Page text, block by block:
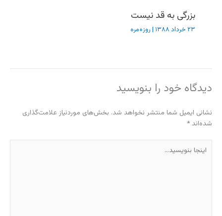
بزرگی به قد نیست
۲۳ خرداد ۱۳۸۸ | روز+مره
دیدگاه‌ خود را بنویسید
نشانی ایمیل شما منتشر نخواهد شد. بخش‌های موردنیاز علامت‌گذاری
شده‌اند *
بنویسید…